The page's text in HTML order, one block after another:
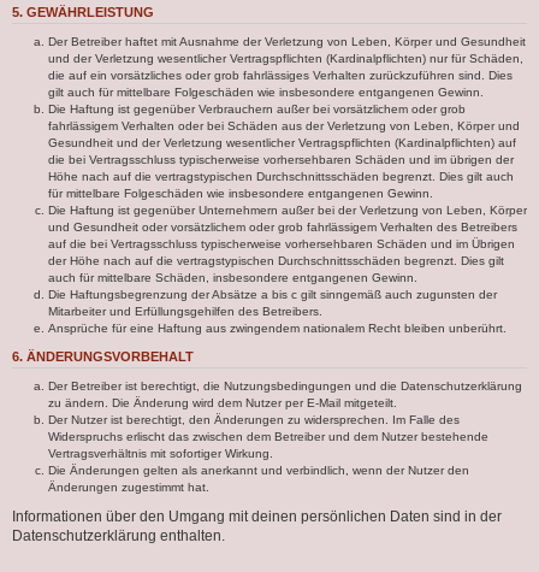
5. GEWÄHRLEISTUNG
Der Betreiber haftet mit Ausnahme der Verletzung von Leben, Körper und Gesundheit
und der Verletzung wesentlicher Vertragspflichten (Kardinalpflichten) nur für Schäden,
die auf ein vorsätzliches oder grob fahrlässiges Verhalten zurückzuführen sind. Dies
gilt auch für mittelbare Folgeschäden wie insbesondere entgangenen Gewinn.
Die Haftung ist gegenüber Verbrauchern außer bei vorsätzlichem oder grob
fahrlässigem Verhalten oder bei Schäden aus der Verletzung von Leben, Körper und
Gesundheit und der Verletzung wesentlicher Vertragspflichten (Kardinalpflichten) auf
die bei Vertragsschluss typischerweise vorhersehbaren Schäden und im übrigen der
Höhe nach auf die vertragstypischen Durchschnittsschäden begrenzt. Dies gilt auch
für mittelbare Folgeschäden wie insbesondere entgangenen Gewinn.
Die Haftung ist gegenüber Unternehmern außer bei der Verletzung von Leben, Körper
und Gesundheit oder vorsätzlichem oder grob fahrlässigem Verhalten des Betreibers
auf die bei Vertragsschluss typischerweise vorhersehbaren Schäden und im Übrigen
der Höhe nach auf die vertragstypischen Durchschnittsschäden begrenzt. Dies gilt
auch für mittelbare Schäden, insbesondere entgangenen Gewinn.
Die Haftungsbegrenzung der Absätze a bis c gilt sinngemäß auch zugunsten der
Mitarbeiter und Erfüllungsgehilfen des Betreibers.
Ansprüche für eine Haftung aus zwingendem nationalem Recht bleiben unberührt.
6. ÄNDERUNGSVORBEHALT
Der Betreiber ist berechtigt, die Nutzungsbedingungen und die Datenschutzerklärung
zu ändern. Die Änderung wird dem Nutzer per E-Mail mitgeteilt.
Der Nutzer ist berechtigt, den Änderungen zu widersprechen. Im Falle des
Widerspruchs erlischt das zwischen dem Betreiber und dem Nutzer bestehende
Vertragsverhältnis mit sofortiger Wirkung.
Die Änderungen gelten als anerkannt und verbindlich, wenn der Nutzer den
Änderungen zugestimmt hat.
Informationen über den Umgang mit deinen persönlichen Daten sind in der
Datenschutzerklärung enthalten.